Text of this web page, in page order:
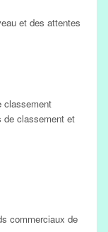
et des attentes
classement
classement et
commerciaux de